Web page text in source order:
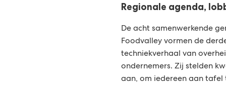
Regionale agenda,
De acht samenwerkende
Foodvalley vormen de derde
techniekverhaal van
ondernemers. Zij stelden
aan, om iedereen aan tafel